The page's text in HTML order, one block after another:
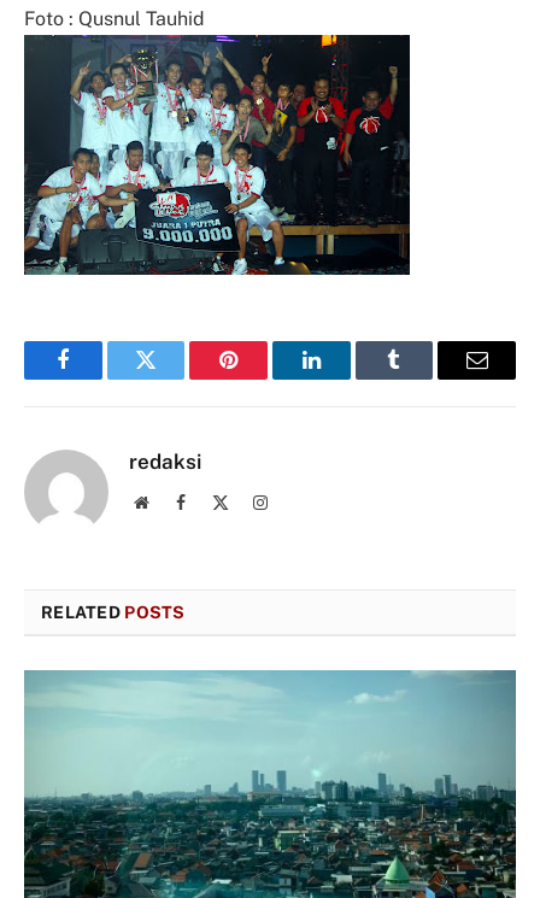
Foto : Qusnul Tauhid
FacebookTwitter Pinterest LinkedInTumblr Email
redaksi
WebsiteFacebook Instagram
RELATED POSTS